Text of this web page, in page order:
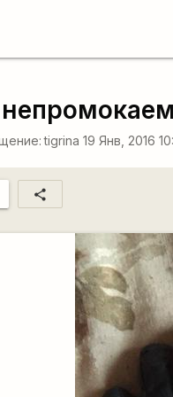
tigrina 19 Янв, 2016
share